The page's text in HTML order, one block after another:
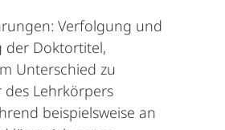
Verfolgung und
der Doktortitel,
Unterschied zu
Lehrkörpers
beispielsweise an